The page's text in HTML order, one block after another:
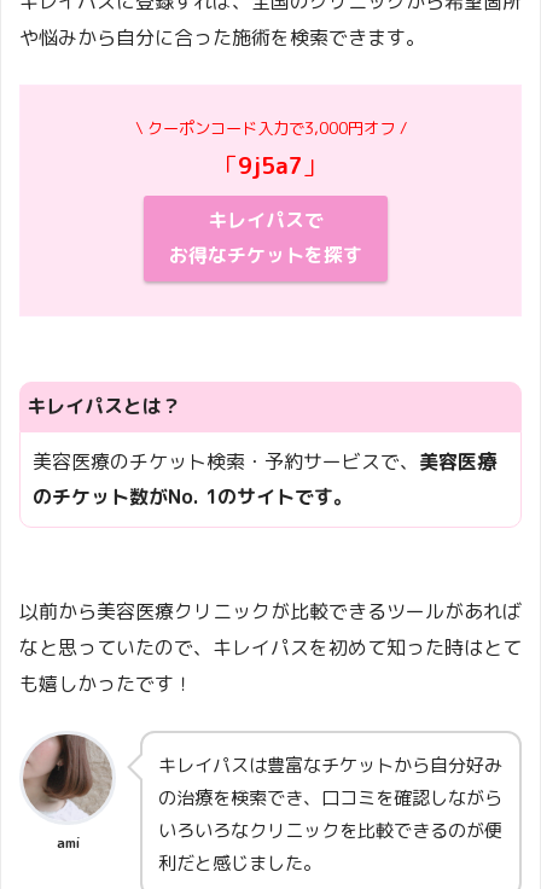
や悩みから自分に合った施術を検索できます。
\ クーポンコード入力で3,000円オフ /
「9j5a7 」
キレイパスで
お得なチケットを探す
キレイパスとは？
美容医療のチケット検索・予約サービスで、 美容医療
のチケット数がNo. 1のサイトです。
以前から美容医療クリニックが比較できるツールがあれば
なと思っていたので、キレイパスを初めて知った時はとて
も嬉しかったです！
ami
キレイパスは豊富なチケットから自分好み
の治療を検索でき、口コミを確認しながら
いろいろなクリニックを比較できるのが便
利だと感じました。